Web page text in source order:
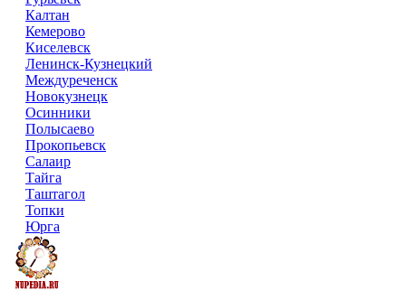
Калтан
Кемерово
Киселевск
Ленинск-Кузнецкий
Междуреченск
Новокузнецк
Осинники
Полысаево
Прокопьевск
Салаир
Тайга
Таштагол
Топки
Юрга